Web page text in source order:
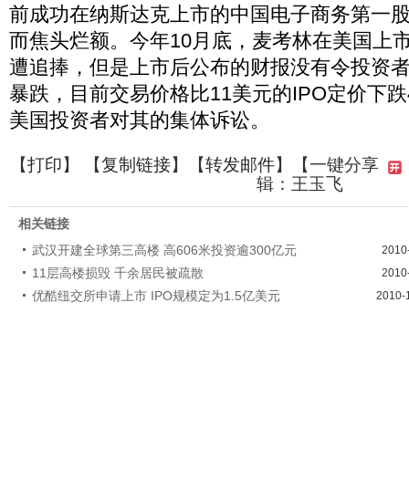
前成功在纳斯达克上市的中国电子商务第一
而焦头烂额。今年10月底，麦考林在美国上
遭追捧，但是上市后公布的财报没有令投资
暴跌，目前交易价格比11美元的IPO定价下
美国投资者对其的集体诉讼。
【打印】 【复制链接】【转发邮件】
【一键分享
辑：王玉飞
相关链接
武汉开建全球第三高楼 高606米投资逾300亿元
11层高楼损毁 千余居民被疏散
优酷纽交所申请上市 IPO规模定为1.5亿美元 2010-